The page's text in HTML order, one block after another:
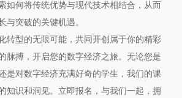
如何将传统优势与现代技术相结合，从而
与突破的关键机遇。
转型的无限可能，共同开创属于你的精彩
脉搏，开启您的数字经济之旅。无论您是
是对数字经济充满好奇的学生，我们的课
知识和洞见。立即报名，与我们一起，拥